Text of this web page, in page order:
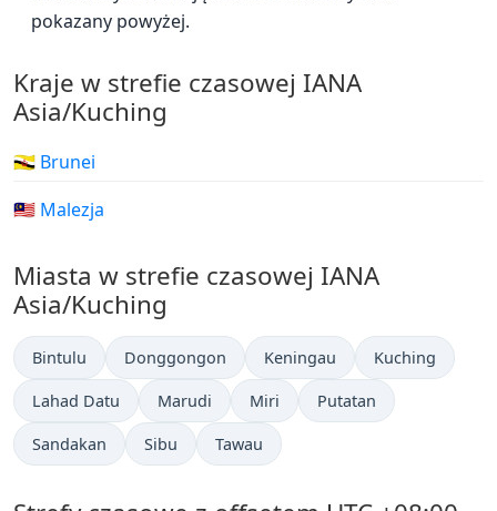
pokazany powyżej.
Kraje w strefie czasowej IANA
Asia/Kuching
🇧🇳 Brunei
🇲🇾 Malezja
Miasta w strefie czasowej IANA
Asia/Kuching
Bintulu Donggongon Keningau Kuching
Lahad Datu Marudi Miri Putatan
Sandakan Sibu Tawau